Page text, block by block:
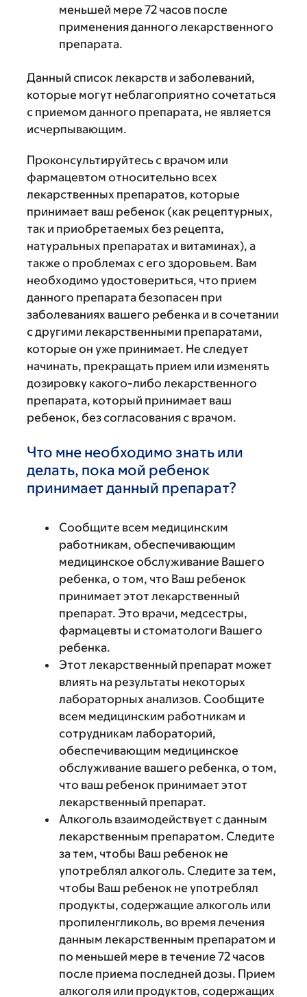
меньшей мере 72 часов после
применения данного лекарственного
препарата.
Данный список лекарств и заболеваний,
которые могут неблагоприятно сочетаться
с приемом данного препарата, не является
исчерпывающим.
Проконсультируйтесь с врачом или
фармацевтом относительно всех
лекарственных препаратов, которые
принимает ваш ребенок (как рецептурных,
так и приобретаемых без рецепта,
натуральных препаратах и витаминах), а
также о проблемах с его здоровьем. Вам
необходимо удостовериться, что прием
данного препарата безопасен при
заболеваниях вашего ребенка и в сочетании
с другими лекарственными препаратами,
которые он уже принимает. Не следует
начинать, прекращать прием или изменять
дозировку какого-либо лекарственного
препарата, который принимает ваш
ребенок, без согласования с врачом.
Что мне необходимо знать или
делать, пока мой ребенок
принимает данный препарат?
Сообщите всем медицинским
работникам, обеспечивающим
медицинское обслуживание Вашего
ребенка, о том, что Ваш ребенок
принимает этот лекарственный
препарат. Это врачи, медсестры,
фармацевты и стоматологи Вашего
ребенка.
Этот лекарственный препарат может
влиять на результаты некоторых
лабораторных анализов. Сообщите
всем медицинским работникам и
сотрудникам лабораторий,
обеспечивающим медицинское
обслуживание вашего ребенка, о том,
что ваш ребенок принимает этот
лекарственный препарат.
Алкоголь взаимодействует с данным
лекарственным препаратом. Следите
за тем, чтобы Ваш ребенок не
употреблял алкоголь. Следите за тем,
чтобы Ваш ребенок не употреблял
продукты, содержащие алкоголь или
пропиленгликоль, во время лечения
данным лекарственным препаратом и
по меньшей мере в течение 72 часов
после приема последней дозы. Прием
алкоголя или продуктов, содержащих